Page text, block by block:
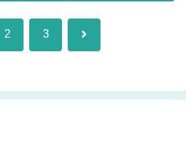
2 3 次